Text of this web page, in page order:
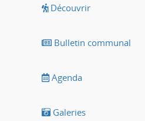
Découvrir
Bulletin communal
Agenda
Galeries